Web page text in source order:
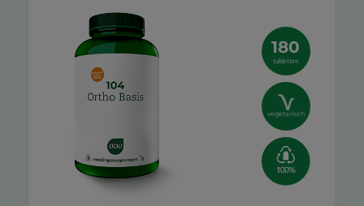
180
tabletten
vegetarisch